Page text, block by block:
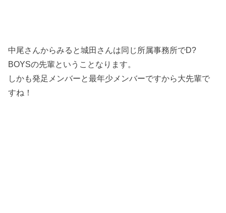
中尾さんからみると城田さんは同じ所属事務所でD?
BOYSの先輩ということなります。
しかも発足メンバーと最年少メンバーですから大先輩で
すね！